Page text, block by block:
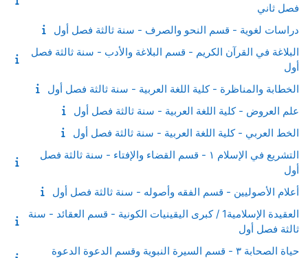
فصل ثاني
دراسات لغوية - قسم النحو والصرف - سنة ثالثة فصل أول
البلاغة في القرآن الكريم - قسم البلاغة والأدب - سنة ثالثة فصل
أول
الخطابة والمناظرة - كلية اللغة العربية - سنة ثالثة فصل أول
علم العروض - كلية اللغة العربية - سنة ثالثة فصل أول
الخط العربي - كلية اللغة العربية - سنة ثالثة فصل أول
التشريع في الإسلام ١ - قسم القضاء والإفتاء - سنة ثالثة فصل
أول
أعلام الأصوليين - قسم الفقه وأصوله - سنة ثالثة فصل أول
العقيدة الإسلامية1 / كبرى اليقينيات الكونية - قسم العقائد - سنة
ثالثة فصل أول
حياة الصحابة ٣ - قسم السيرة النبوية وقسم الدعوة الدعوة